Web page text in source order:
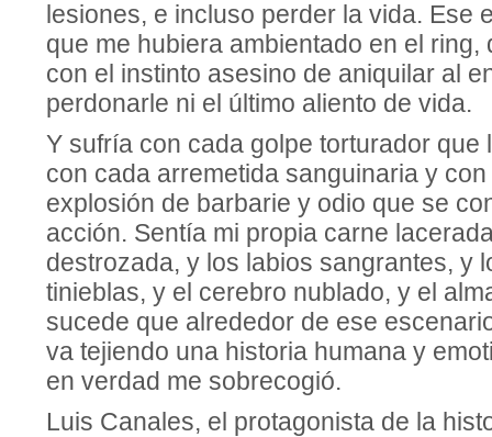
lesiones, e incluso perder la vida. Ese
que me hubiera ambientado en el ring,
con el instinto asesino de aniquilar al
perdonarle ni el último aliento de vida.
Y sufría con cada golpe torturador que
con cada arremetida sanguinaria y
explosión de barbarie y odio que se
acción. Sentía mi propia carne
destrozada, y los labios sangrantes, y
tinieblas, y el cerebro nublado, y el
sucede que alrededor de ese
va tejiendo una historia humana y
en verdad me sobrecogió.
Luis Canales, el protagonista de la